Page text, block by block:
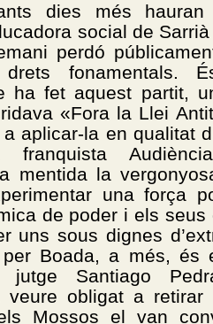
dies més
social de
perdó
fonamentals.
ha fet aquest partit,
«Fora la Llei
aplicar-la en qualitat
mentida la
una força
de poder i els seus
uns sous dignes
Boada, a més, és
Santiago
veure obligat a retirar
Mossos el van